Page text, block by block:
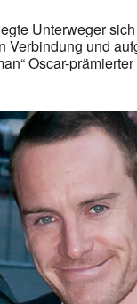
Unterweger
Verbindung und
Oscar-